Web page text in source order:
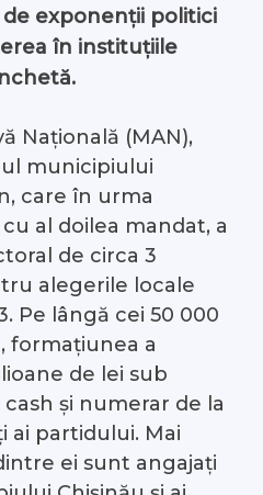
exponenții politici
în instituțiile
Națională (MAN),
municipiului
care în urma
al doilea mandat, a
de circa 3
alegerile locale
Pe lângă cei 50 000
formațiunea a
de lei sub
și numerar de la
ai partidului. Mai
ei sunt angajați